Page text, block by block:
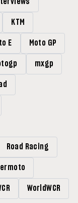
KTM
E Moto GP
mxgp
Road Racing
WorldWCR